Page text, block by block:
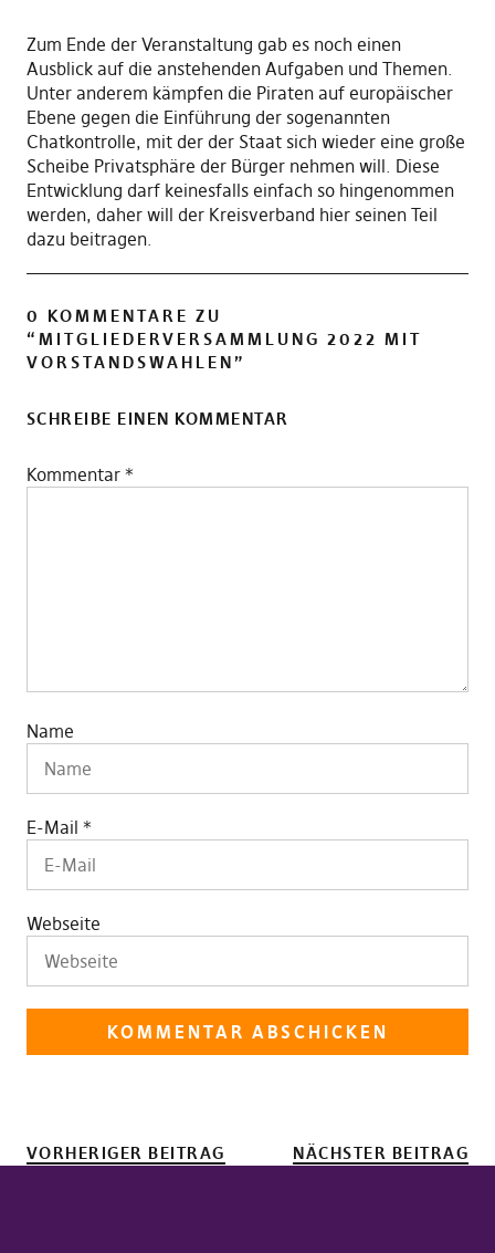
Zum Ende der Veranstaltung gab es noch einen
Ausblick auf die anstehenden Aufgaben und Themen.
Unter anderem kämpfen die Piraten auf europäischer
Ebene gegen die Einführung der sogenannten
Chatkontrolle, mit der der Staat sich wieder eine große
Scheibe Privatsphäre der Bürger nehmen will. Diese
Entwicklung darf keinesfalls einfach so hingenommen
werden, daher will der Kreisverband hier seinen Teil
dazu beitragen.
0 KOMMENTARE ZU
“ MITGLIEDERVERSAMMLUNG 2022 MIT
VORSTANDSWAHLEN”
SCHREIBE EINEN KOMMENTAR
Kommentar *
Name
E-Mail *
Webseite
VORHERIGER BEITRAG NÄCHSTER BEITRAG